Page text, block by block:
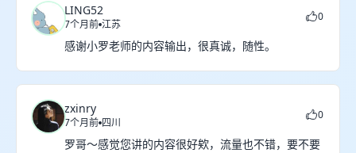
LING52
7个月前 江苏
0
感谢小罗老师的内容输出，很真诚，随性。
zxinry
7个月前 四川
0
罗哥～感觉您讲的内容很好欸，流量也不错，要不要